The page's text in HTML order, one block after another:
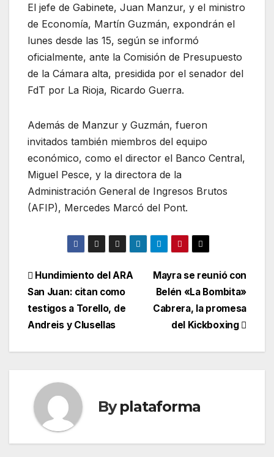
El jefe de Gabinete, Juan Manzur, y el ministro
de Economía, Martín Guzmán, expondrán el
lunes desde las 15, según se informó
oficialmente, ante la Comisión de Presupuesto
de la Cámara alta, presidida por el senador del
FdT por La Rioja, Ricardo Guerra.
Además de Manzur y Guzmán, fueron
invitados también miembros del equipo
económico, como el director el Banco Central,
Miguel Pesce, y la directora de la
Administración General de Ingresos Brutos
(AFIP), Mercedes Marcó del Pont.
Mayra se reunió con
Belén «La Bombita»
Cabrera, la promesa
del Kickboxing
Hundimiento del ARA
San Juan: citan como
testigos a Torello, de
Andreis y Clusellas
Byplataforma